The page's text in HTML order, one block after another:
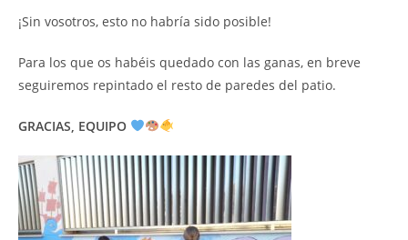
¡Sin vosotros, esto no habría sido posible!
Para los que os habéis quedado con las ganas, en breve
seguiremos repintado el resto de paredes del patio.
GRACIAS, EQUIPO